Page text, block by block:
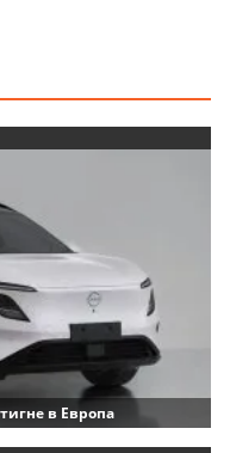
в Европа